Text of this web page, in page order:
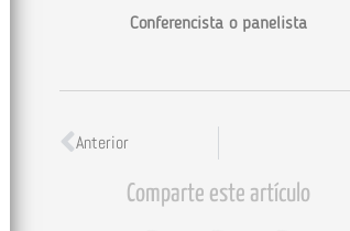
Conferencista o panelista
Anterior
Comparte este artículo